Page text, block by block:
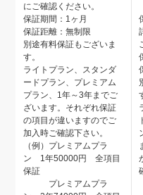
にご確認ください。
保証期間：1ヶ月
保証距離：無制限
別途有料保証もございま
す。
ライトプラン、スタンダ
ードプラン、プレミアム
プラン、1年～3年までご
ざいます。それぞれ保証
の項目が違いますのでご
加入時ご確認下さい。
（例）プレミアムプラ
ン 1年50000円 全項目
保証
プレミアムプラ